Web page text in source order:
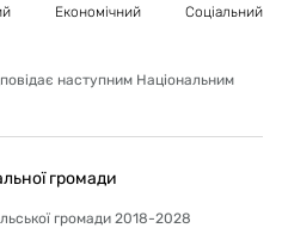
Економічний Соціальний
наступним Національним
громади
громади 2018-2028